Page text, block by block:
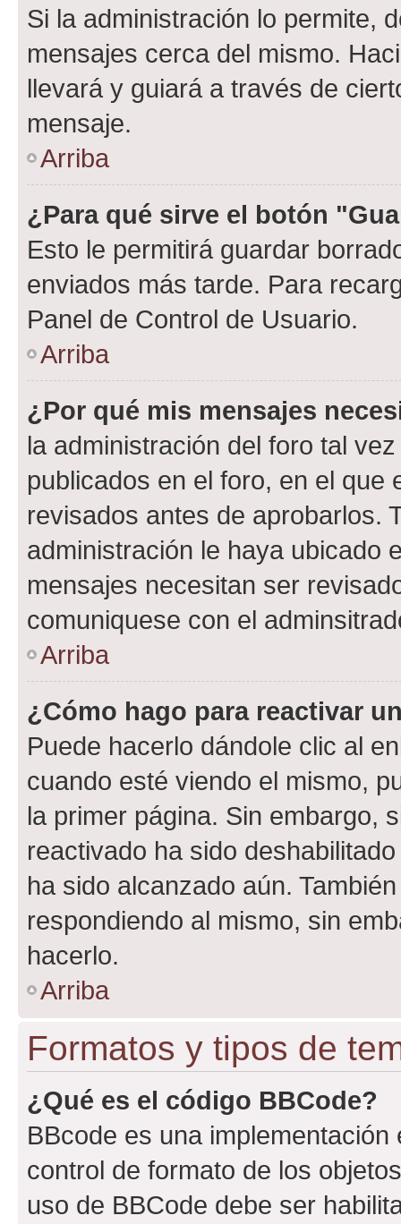
Si la administración lo permite,
mensajes cerca del mismo.
llevará y guiará a través de
mensaje.
Arriba
¿Para qué sirve el botón
Esto le permitirá guardar
enviados más tarde. Para
Panel de Control de Usuario.
Arriba
¿Por qué mis mensajes
la administración del foro tal
publicados en el foro, en el
revisados antes de aprobarlos.
administración le haya ubicado
mensajes necesitan ser
comuniquese con el
Arriba
¿Cómo hago para reactivar
Puede hacerlo dándole clic al
cuando esté viendo el mismo,
la primer página. Sin embargo,
reactivado ha sido
ha sido alcanzado aún.
respondiendo al mismo, sin
hacerlo.
Arriba
Formatos y tipos de
¿Qué es el código BBCode?
BBcode es una
control de formato de los
uso de BBCode debe ser